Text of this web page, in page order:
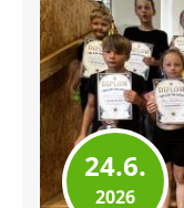
24.6.
2026